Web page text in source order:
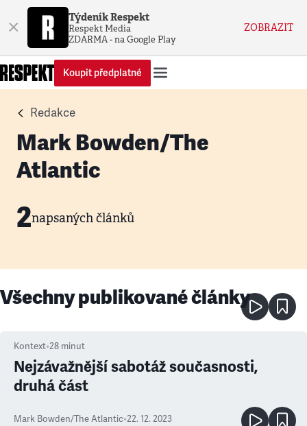
× Týdeník Respekt
Respekt Media
ZDARMA - na Google Play
ZOBRAZIT
Koupit předplatné
Redakce
Mark Bowden/The
Atlantic
2napsaných článků
Všechny publikované články
Kontext•28 minut
Nejzávažnější sabotáž současnosti,
druhá část
Mark Bowden/The Atlantic•22. 12. 2023